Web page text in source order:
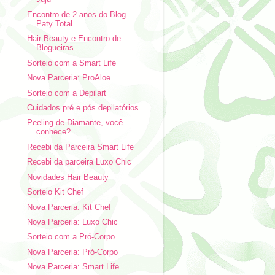
Encontro de 2 anos do Blog
Paty Total
Hair Beauty e Encontro de
Blogueiras
Sorteio com a Smart Life
Nova Parceria: ProAloe
Sorteio com a Depilart
Cuidados pré e pós depilatórios
Peeling de Diamante, você
conhece?
Recebi da Parceira Smart Life
Recebi da parceira Luxo Chic
Novidades Hair Beauty
Sorteio Kit Chef
Nova Parceria: Kit Chef
Nova Parceria: Luxo Chic
Sorteio com a Pró-Corpo
Nova Parceria: Pró-Corpo
Nova Parceria: Smart Life